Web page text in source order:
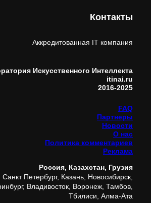
Контакты
Аккредитованная IT компания
Искусственного Интеллекта
itinai.ru
2016-2025
FAQ
Партнеры
Новости
О нас
Политика комментариев
Реклама
Россия, Казахстан, Грузия
Петербург, Казань, Новосибирск,
Владивосток, Воронеж, Тамбов,
Тбилиси, Алма-Ата